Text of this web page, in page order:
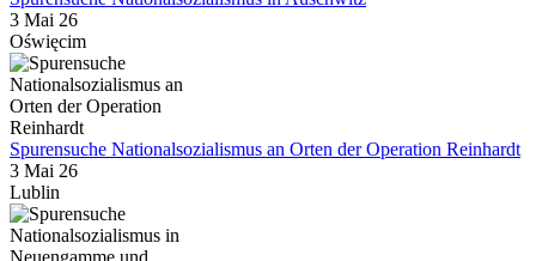
3 Mai 26
Oświęcim
Spurensuche Nationalsozialismus an Orten der Operation Reinhardt
3 Mai 26
Lublin